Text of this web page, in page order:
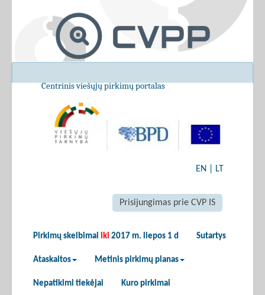
Centrinis viešųjų pirkimų portalas
EN LT
Prisijungimas prie CVP IS
Pirkimų skelbimai iki 2017 m. liepos 1 d Sutartys
Ataskaitos Metinis pirkimų planas
Nepatikimi tiekėjai Kuro pirkimai